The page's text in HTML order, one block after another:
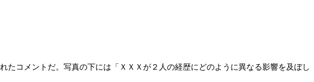
コメントだ。写真の下には「ＸＸＸが２人の経歴にどのように異なる影響を及ぼし